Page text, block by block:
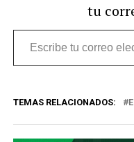
tu
Escribe
tu
electrónico…
TEMAS RELACIONADOS: